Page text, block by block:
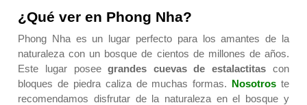
¿Qué ver en Phong Nha?
Phong Nha es un lugar perfecto para los amantes de la
naturaleza con un bosque de cientos de millones de años.
Este lugar poseegrandes cuevas de estalactitas con
bloques de piedra caliza de muchas formas. Nosotroste
recomendamos disfrutar de la naturaleza en el bosque y